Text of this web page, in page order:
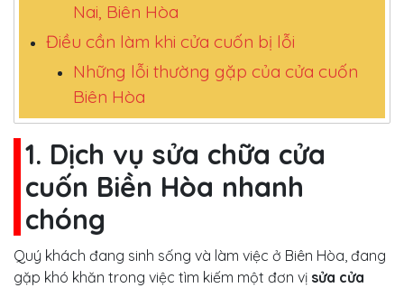
Nai, Biên Hòa
Điều cần làm khi cửa cuốn bị lỗi
Những lỗi thường gặp của cửa cuốn
Biên Hòa
1. Dịch vụ sửa chữa cửa
cuốn Biền Hòa nhanh
chóng
Quý khách đang sinh sống và làm việc ở Biên Hòa, đang
gặp khó khăn trong việc tìm kiếm một đơn vị sửa cửa